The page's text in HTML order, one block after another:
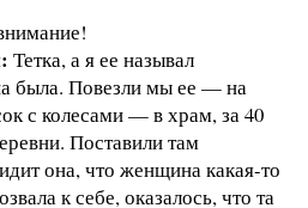
Тетка, а я ее называл
была. Повезли мы ее — на
с колесами — в храм, за 40
Поставили там
она, что женщина какая-то
к себе, оказалось, что та